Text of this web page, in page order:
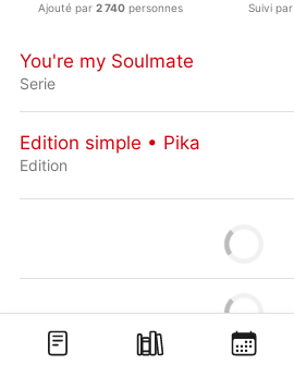
Ajouté par 2 740personnes Suivi par
You're my Soulmate
Serie
Edition simple • Pika
Edition